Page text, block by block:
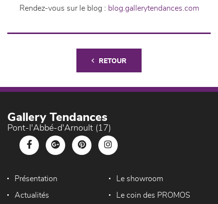
Rendez-vous sur le blog : blog.gallerytendances.com
RETOUR
Gallery Tendances
Pont-l'Abbé-d'Arnoult (17)
Présentation Le showroom
Actualités Le coin des PROMOS